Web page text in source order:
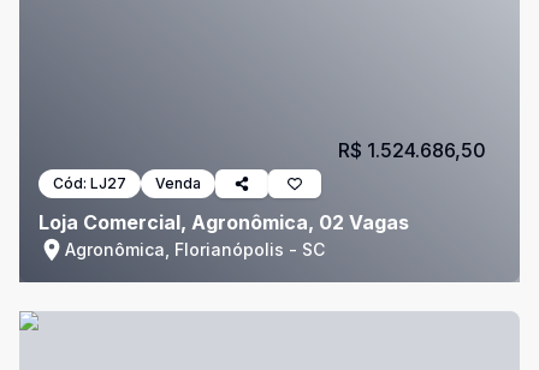
Cód: LJ27 Venda
Loja Comercial, Agronômica, 02 Vagas
Agronômica, Florianópolis - SC
R$ 1.524.686,50